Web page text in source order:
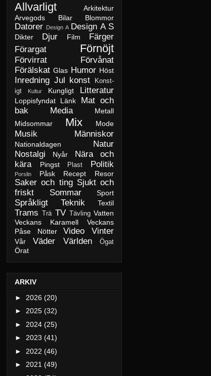
Allvarligt
Arkitektur
Arvegods
Bilar Blommor
Datorer Design A Design A S
Dikter Djur Film
Färger
Förargat
Förnöjt
Förvirrat
Förvånat
Förälskat Glas Humor Höst
Inredning Jul konst
Konst-
igt
Kultur Kungligt Litteratur
Loppisfyndat Länk
Mat och
bak
Media
Metall
Midsommar
Mix Mode
Musik Människor
Nationaldagen
Natur
Nostalgi
Nyår
Nära och
kära
Pingst Plast Politik
Porslin Påsk Recept Resor
Saker och ting Sjukt och
friskt
Sommar Sport
Språkligt Teknik Textil
Trams Trä TV Tävling Vatten
Veckans Karamell
Veckans
Påse Nötter
Video Vinter
Vår Väder Världen Ögat
Örat
ARKIV
► 2026 (20)
► 2025 (32)
► 2024 (25)
► 2023 (41)
► 2022 (46)
► 2021 (49)